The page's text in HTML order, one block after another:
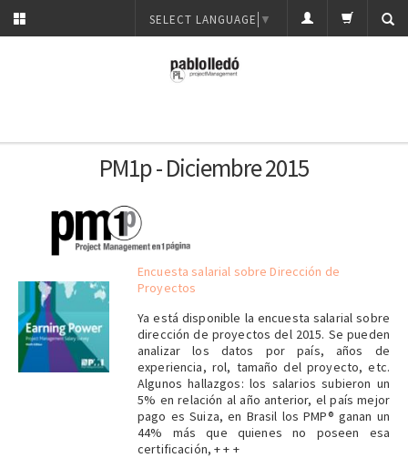
SELECT LANGUAGE ▼
PM1p - Diciembre 2015
Encuesta salarial sobre Dirección de
Proyectos
Ya está disponible la encuesta salarial sobre
dirección de proyectos del 2015. Se pueden
analizar los datos por país, años de
experiencia, rol, tamaño del proyecto, etc.
Algunos hallazgos: los salarios subieron un
5% en relación al año anterior, el país mejor
pago es Suiza, en Brasil los PMP® ganan un
44% más que quienes no poseen esa
certificación, + + +